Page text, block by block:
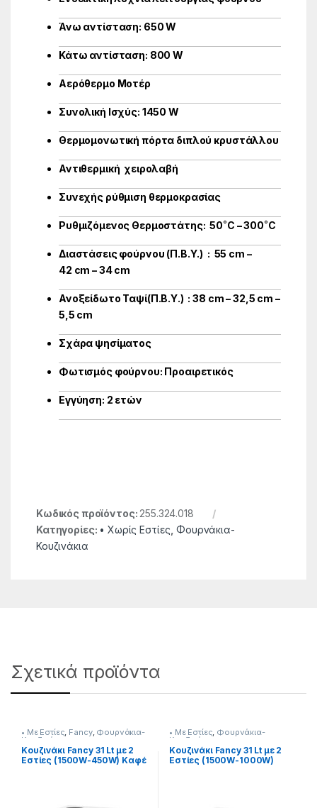
Άνω αντίσταση: 650 W
Κάτω αντίσταση: 800 W
Αερόθερμο Μοτέρ
Συνολική Ισχύς: 1450 W
Θερμομονωτική πόρτα διπλού κρυστάλλου
Αντιθερμική χειρολαβή
Συνεχής ρύθμιση θερμοκρασίας
Ρυθμιζόμενος Θερμοστάτης: 50˚C – 300˚C
Διαστάσεις φούρνου (Π.Β.Υ.) : 55 cm –
42 cm – 34 cm
Ανοξείδωτο Ταψί(Π.Β.Υ.) : 38 cm – 32,5 cm –
5,5 cm
Σχάρα ψησίματος
Φωτισμός φούρνου: Προαιρετικός
Εγγύηση: 2 ετών
Κωδικός προϊόντος: 255.324.018
Κατηγορίες: • Χωρίς Εστίες ,Φουρνάκια-
Κουζινάκια
Σχετικά προϊόντα
• Με Εστίες, Fancy, Φουρνάκια-
Κουζινάκια
Κουζινάκι Fancy 31 Lt με 2
Εστίες (1500W-450W) Καφέ
• Με Εστίες, Φουρνάκια-
Κουζινάκια
Κουζινάκι Fancy 31 Lt με 2
Εστίες (1500W-1000W)